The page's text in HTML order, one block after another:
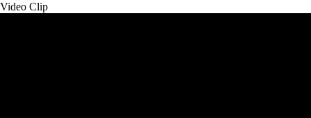
Video Clip